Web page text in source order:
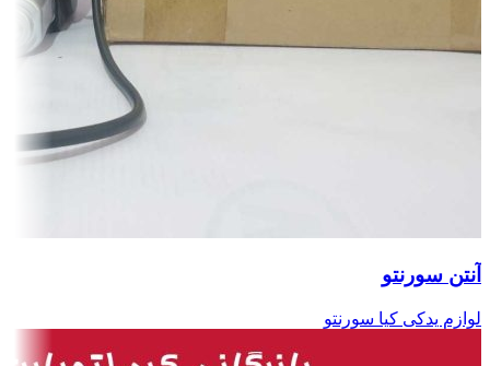
آنتن سورنتو
لوازم یدکی کیا سورنتو